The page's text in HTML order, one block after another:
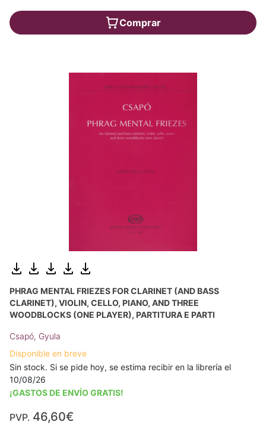
Comprar
PHRAG MENTAL FRIEZES FOR CLARINET (AND BASS
CLARINET), VIOLIN, CELLO, PIANO, AND THREE
WOODBLOCKS (ONE PLAYER), PARTITURA E PARTI
Csapó, Gyula
Disponible en breve
Sin stock. Si se pide hoy, se estima recibir en la librería el
10/08/26
¡GASTOS DE ENVÍO GRATIS!
PVP. 46,60€